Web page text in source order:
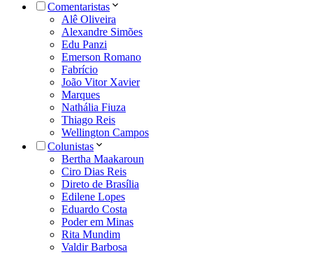
Comentaristas
Alê Oliveira
Alexandre Simões
Edu Panzi
Emerson Romano
Fabrício
João Vitor Xavier
Marques
Nathália Fiuza
Thiago Reis
Wellington Campos
Colunistas
Bertha Maakaroun
Ciro Dias Reis
Direto de Brasília
Edilene Lopes
Eduardo Costa
Poder em Minas
Rita Mundim
Valdir Barbosa